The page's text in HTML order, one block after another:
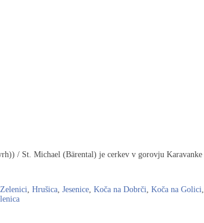
/ St. Michael (Bärental) je cerkev v gorovju Karavanke
, Hrušica, Jesenice, Koča na Dobrči, Koča na Golici,